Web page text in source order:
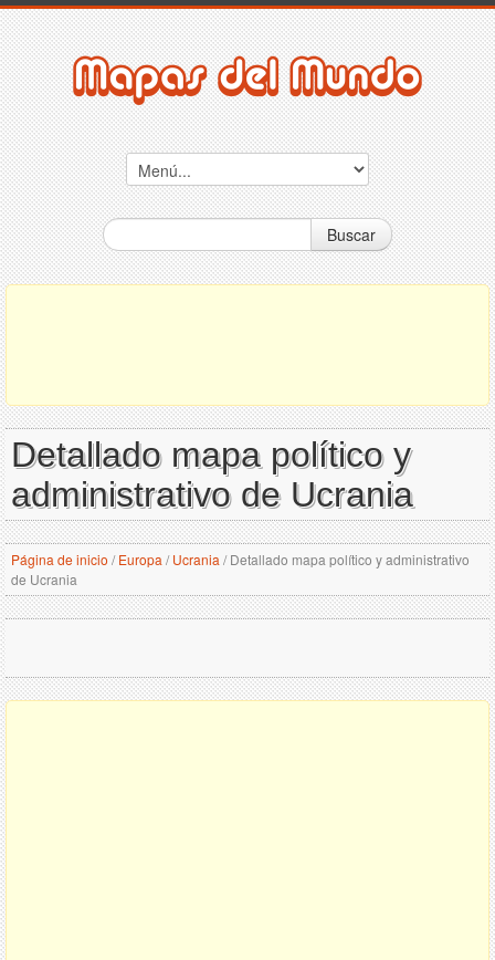
Buscar
Detallado mapa político y
administrativo de Ucrania
Página de inicio / Europa / Ucrania /Detallado mapa político y administrativo
de Ucrania